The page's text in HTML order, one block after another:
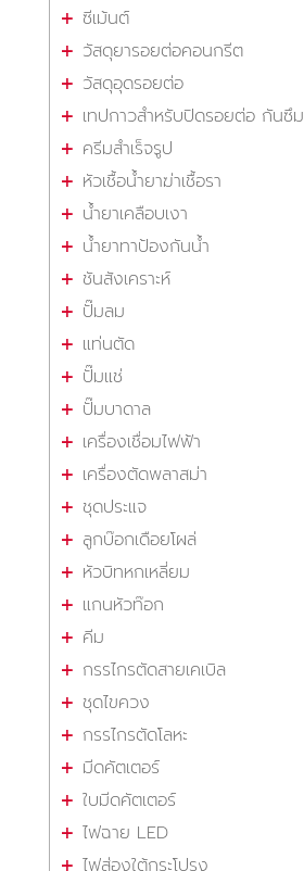
ซีเม้นต์
วัสดุยารอยต่อคอนกรีต
วัสดุอุดรอยต่อ
เทปกาวสำหรับปิดรอยต่อ กันซึม
ครีมสำเร็จรูป
หัวเชื้อน้ำยาฆ่าเชื้อรา
น้ำยาเคลือบเงา
น้ำยาทาป้องกันน้ำ
ชันสังเคราะห์
ปั๊มลม
แท่นตัด
ปั๊มแช่
ปั๊มบาดาล
เครื่องเชื่อมไฟฟ้า
เครื่องตัดพลาสม่า
ชุดประแจ
ลูกบ๊อกเดือยโผล่
หัวบิทหกเหลี่ยม
แกนหัวท๊อก
คีม
กรรไกรตัดสายเคเบิล
ชุดไขควง
กรรไกรตัดโลหะ
มีดคัตเตอร์
ใบมีดคัตเตอร์
ไฟฉาย LED